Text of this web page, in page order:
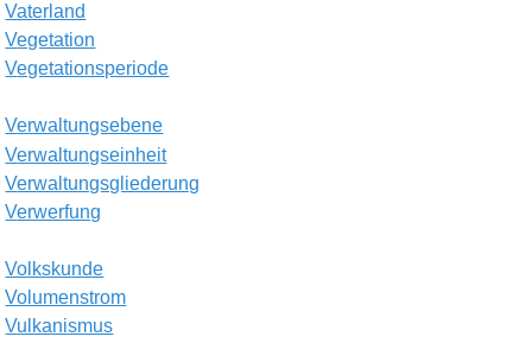
Vaterland
Vegetation
Vegetationsperiode
Verwaltungsebene
Verwaltungseinheit
Verwaltungsgliederung
Verwerfung
Volkskunde
Volumenstrom
Vulkanismus